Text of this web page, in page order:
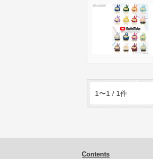
1〜1 / 1件
Contents